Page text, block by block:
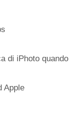
di iPhoto quando
Apple